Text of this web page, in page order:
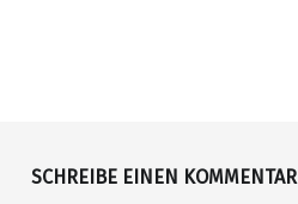
SCHREIBE EINEN KOMMENTAR